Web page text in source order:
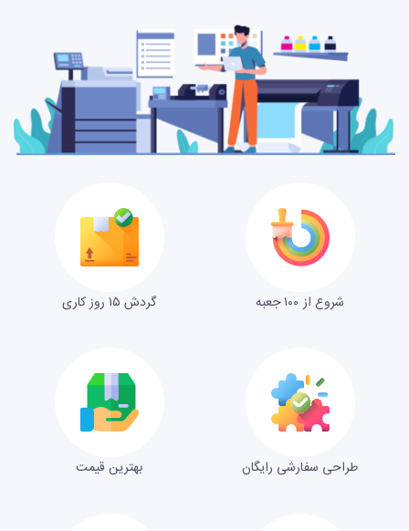
شروع از ۱۰۰ جعبه گردش ۱۵ روز کاری
طراحی سفارشی رایگان بهترین قیمت